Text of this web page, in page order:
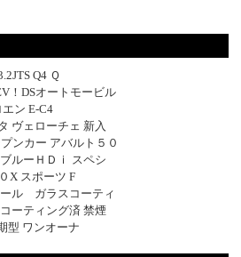
Q4 Ｑ
！DSオートモービル
ン E-C4
ヴェローチェ 新入
ンカー アバルト５０
ルーＨＤｉ スペシ
X スポーツ F
ール ガラスコーティ
ーティング済 禁煙
型 ワンオーナ